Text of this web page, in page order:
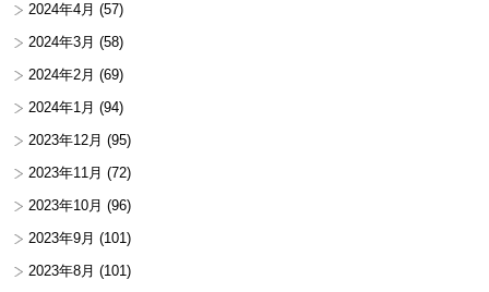
2024年4月 (57)
2024年3月 (58)
2024年2月 (69)
2024年1月 (94)
2023年12月 (95)
2023年11月 (72)
2023年10月 (96)
2023年9月 (101)
2023年8月 (101)